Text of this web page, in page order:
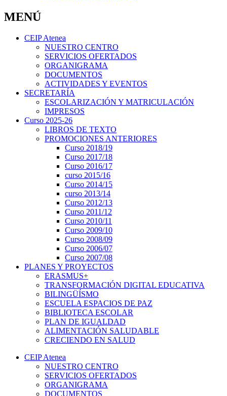
MENÚ
CEIP Atenea
NUESTRO CENTRO
SERVICIOS OFERTADOS
ORGANIGRAMA
DOCUMENTOS
ACTIVIDADES Y EVENTOS
SECRETARÍA
ESCOLARIZACIÓN Y MATRICULACIÓN
IMPRESOS
Curso 2025-26
LIBROS DE TEXTO
PROMOCIONES ANTERIORES
Curso 2018/19
Curso 2017/18
Curso 2016/17
curso 2015/16
Curso 2014/15
curso 2013/14
Curso 2012/13
Curso 2011/12
Curso 2010/11
Curso 2009/10
Curso 2008/09
Curso 2006/07
Curso 2007/08
PLANES Y PROYECTOS
ERASMUS+
TRANSFORMACIÓN DIGITAL EDUCATIVA
BILINGÜÍSMO
ESCUELA ESPACIOS DE PAZ
BIBLIOTECA ESCOLAR
PLAN DE IGUALDAD
ALIMENTACIÓN SALUDABLE
CRECIENDO EN SALUD
CEIP Atenea
NUESTRO CENTRO
SERVICIOS OFERTADOS
ORGANIGRAMA
DOCUMENTOS